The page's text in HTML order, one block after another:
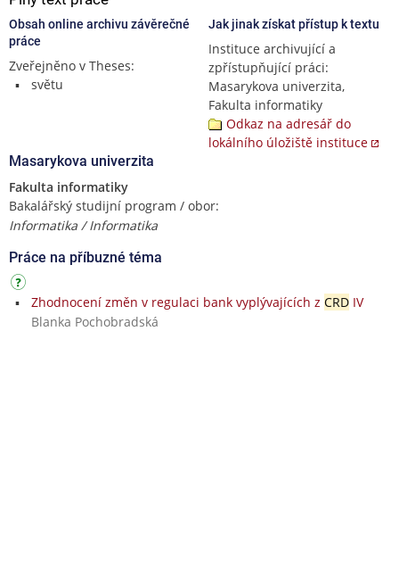
Obsah online archivu závěrečné
práce
Zveřejněno v Theses:
světu
Jak jinak získat přístup k textu
Instituce archivující a
zpřístupňující práci:
Masarykova univerzita,
Fakulta informatiky
Odkaz na adresář do
lokálního úložiště instituce
Masarykova univerzita
Fakulta informatiky
Bakalářský studijní program / obor:
Informatika / Informatika
Práce na příbuzné téma
Zhodnocení změn v regulaci bank vyplývajících z CRDIV
Blanka Pochobradská